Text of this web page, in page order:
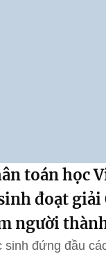
toán học
đoạt giải
người
sinh đứng đầu